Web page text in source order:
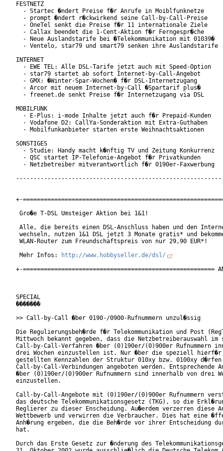
FESTNETZ
  - Startec �ndert Preise f�r Anrufe in Moiblfunknetze
  - prompt �ndert r�ckwirkend seine Call-by-Call-Preise
  - OneTel senkt die Preise f�r 11 internationale Ziele
  - Callax beendet die 1-Cent-Aktion f�r Ferngespr�che
  - Neue Auslandstarife bei �Telekommunikation mit 01039�
  - Ventelo, star79 und smart79 senken ihre Auslandstarife
INTERNET
  - EWE TEL: Alle DSL-Tarife jetzt auch mit Speed-Option
  - star79 startet ab sofort Internet-by-Call-Angebot
  - GMX: �Winter-Spar-Wochen� f�r DSL-Internetzugang
  - Arcor mit neuem Internet-by-Call �Spartarif plus�
  - freenet.de senkt Preise f�r Internetzugang via DSL
MOBILFUNK
  - E-Plus: i-mode Inhalte jetzt auch f�r Prepaid-Kunden
  - Vodafone D2: CallYa-Sonderaktion mit Extra-Guthaben
  - Mobilfunkanbieter starten erste Weihnachtsaktionen
SONSTIGES
  - Studie: Handy macht k�nftig TV und Zeitung Konkurrenz
  - QSC startet IP-Telefonie-Angebot f�r Privatkunden
  - Netzbetreiber mitverantwortlich f�r 0190er-Faxwerbung
+-
Gro�e T-DSL Umsteiger Aktion bei 1&1!
Alle, die bereits einen DSL-Anschluss haben und den
wechseln, nutzen 1&1 DSL jetzt 3 Monate gratis* und
WLAN-Router zum Freundschaftspreis von nur 29,90 EUR*!
Mehr Infos:
http://www.hobbyseller.de/dsl/
+-=======================================================
SPECIAL
�������
>> Call-by-Call �ber 0190-/0900-Rufnummern unzul�ssig
Die Regulierungsbeh�rde f�r Telekommunikation und Post
Mittwoch bekannt gegeben, dass die Netzbetreiberauswahl im
Call-by-Call-Verfahren �ber (0)190er/(0)900er Rufnummern
drei Wochen einzustellen ist. Nur �ber die speziell
gestellten Kennzahlen der Struktur 010xy bzw. 0100xy d�rfen
Call-by-Call-Verbindungen angeboten werden. Entsprechende
�ber (0)190er/(0)900er Rufnummern sind innerhalb von drei
einzustellen.
Call-by-Call-Angebote mit (0)190er/(0)900er Rufnummern
das deutsche Telekommunikationsgesetz (TKG), so die
Reglierer zu dieser Enscheidung. Au�erdem verzerren diese
Wettbewerb und verwirren die Verbraucher. Dies hat eine
Anh�rung ergeben, die die Beh�rde vor ihrer Entscheidung
hat.
Durch das Erste Gesetz zur �nderung des